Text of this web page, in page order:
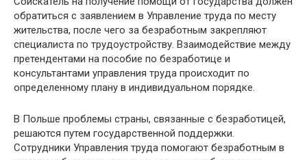
обратиться с заявлением в Управление труда по месту
жительства, после чего за безработным закрепляют
специалиста по трудоустройству. Взаимодействие между
претендентами на пособие по безработице и
консультантами управления труда происходит по
определенному плану в индивидуальном порядке.
В Польше проблемы страны, связанные с безработицей,
решаются путем государственной поддержки.
Сотрудники Управления труда помогают безработным в